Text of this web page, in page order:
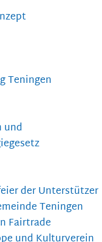
Teningen
und
der Unterstützer
Teningen
Fairtrade